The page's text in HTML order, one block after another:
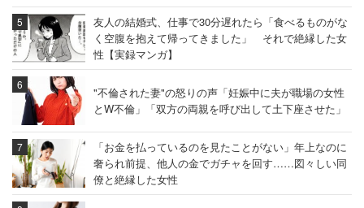
友人の結婚式、仕事で30分遅れたら「食べるものがな
く空腹を抱えて帰ってきました」 それで絶縁した女
性【実録マンガ】
"不倫された妻"の怒りの声「妊娠中に夫が職場の女性
とW不倫」「双方の両親を呼び出して土下座させた」
「お金を払っているのを見たことがない」年上なのに
奢られ前提、他人の金でガチャを回す……図々しい同
僚と絶縁した女性